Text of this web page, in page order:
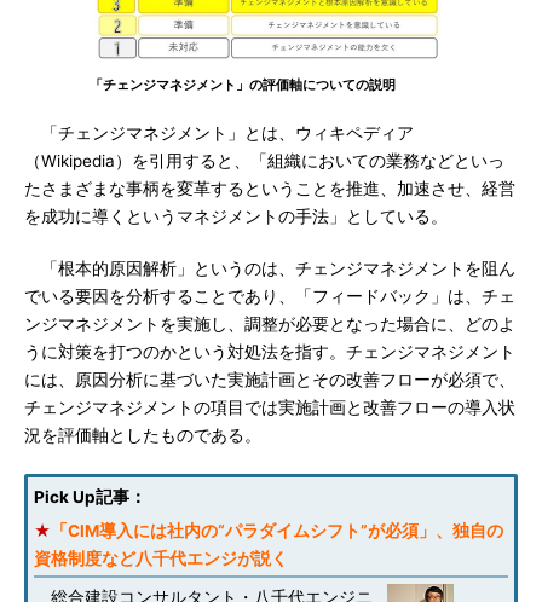
「チェンジマネジメント」の評価軸についての説明
「チェンジマネジメント」とは、ウィキペディア
（Wikipedia）を引用すると、「組織においての業務などといっ
たさまざまな事柄を変革するということを推進、加速させ、経営
を成功に導くというマネジメントの手法」としている。
「根本的原因解析」というのは、チェンジマネジメントを阻ん
でいる要因を分析することであり、「フィードバック」は、チェ
ンジマネジメントを実施し、調整が必要となった場合に、どのよ
うに対策を打つのかという対処法を指す。チェンジマネジメント
には、原因分析に基づいた実施計画とその改善フローが必須で、
チェンジマネジメントの項目では実施計画と改善フローの導入状
況を評価軸としたものである。
Pick Up記事：
★ 「CIM導入には社内の“パラダイムシフト”が必須」、独自の
資格制度など八千代エンジが説く
総合建設コンサルタント・八千代エンジニ